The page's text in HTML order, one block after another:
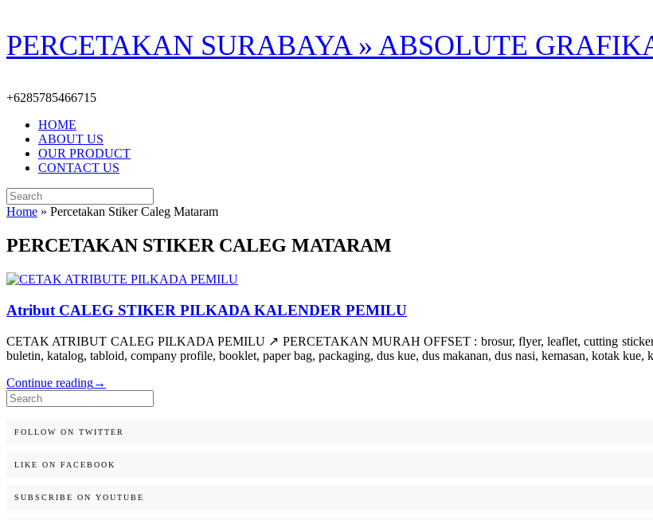
Skip
to
content
PERCETAKAN SURABAYA » ABSOLUTE
+6285785466715
HOME
ABOUT US
OUR PRODUCT
CONTACT US
Search
for:
Home » Percetakan Stiker Caleg Mataram
PERCETAKAN STIKER CALEG MATARAM
Atribut CALEG STIKER PILKADA KALENDER PEMILU
CETAK ATRIBUT CALEG PILKADA PEMILU ↗️ PERCETAKAN MURAH OFFSET : brosur, flyer, leaflet, cutting sticker,
buletin, katalog, tabloid, company profile, booklet, paper bag, packaging, dus kue, dus makanan, dus nasi, kemasan, kotak
Continue reading→
Search
for:
FOLLOW ON TWITTER
LIKE ON FACEBOOK
SUBSCRIBE ON YOUTUBE